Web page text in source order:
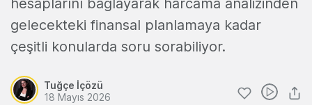
hesaplarını bağlayarak harcama analizinden
gelecekteki finansal planlamaya kadar
çeşitli konularda soru sorabiliyor.
Tuğçe İçözü
18 Mayıs 2026